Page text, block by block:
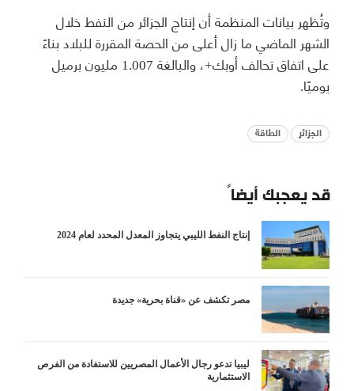
وتُظهر بيانات المنظمة أن إنتاج الجزائر من النفط خلال
الشهر الماضي ما زال أعلى من الحصة المقررة للبلاد بناءً
على اتفاق تحالف أوبك+، والبالغة 1.007 مليون برميل
يوميًا.
الجزائر الطاقة
قد يعجبك أيضاً
إنتاج النفط الليبي يتجاوز المعدل المحدد لعام 2024
مصر تكشف عن «قناة بحرية» جديدة
ليبيا تدعو رجال الأعمال المصريين للاستفادة من الفرص
الاستثمارية